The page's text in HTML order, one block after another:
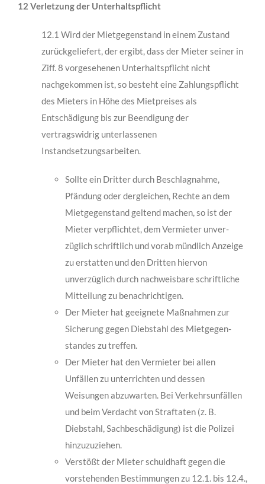
12 Verletzung der Unterhaltspflicht
12.1 Wird der Mietgegenstand in einem Zustand
zurückgeliefert, der ergibt, dass der Mieter seiner in
Ziff. 8 vorgesehenen Unterhaltspflicht nicht
nachgekommen ist, so besteht eine Zahlungspflicht
des Mieters in Höhe des Mietpreises als
Entschädigung bis zur Been­digung der
vertragswidrig unterlassenen
Instandsetzungsarbeiten.
Sollte ein Dritter durch Beschlagnahme,
Pfändung oder dergleichen, Rechte an dem
Mietgegenstand geltend machen, so ist der
Mieter verpflichtet, dem Vermieter unver­
züglich schriftlich und vorab mündlich Anzeige
zu erstatten und den Dritten hiervon
unverzüglich durch nachweisbare schriftliche
Mitteilung zu benachrichtigen.
Der Mieter hat geeignete Maßnahmen zur
Sicherung gegen Diebstahl des Mietgegen­
standes zu treffen.
Der Mieter hat den Vermieter bei allen
Unfällen zu unterrichten und dessen
Weisungen abzuwarten. Bei Verkehrsunfällen
und beim Verdacht von Straftaten (z. B.
Diebstahl, Sachbeschädigung) ist die Polizei
hinzuzuziehen.
Verstößt der Mieter schuldhaft gegen die
vorstehenden Bestimmungen zu 12.1. bis 12.4.,